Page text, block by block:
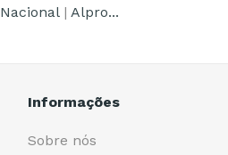
Nacional| Alpro...
Informações
Sobre nós